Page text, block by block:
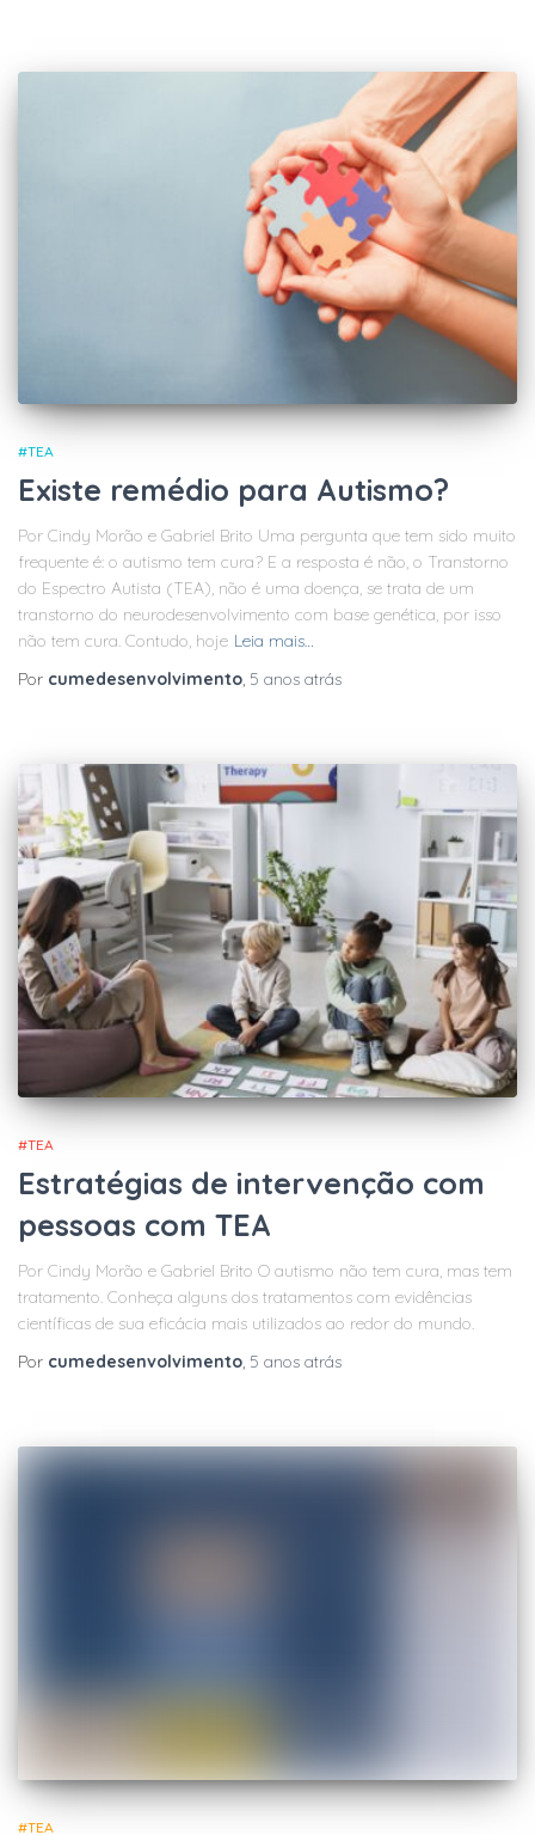
#TEA
Existe remédio para Autismo?
Por Cindy Morão e Gabriel Brito Uma pergunta que tem sido muito
frequente é: o autismo tem cura? E a resposta é não, o Transtorno
do Espectro Autista (TEA), não é uma doença, se trata de um
transtorno do neurodesenvolvimento com base genética, por isso
não tem cura. Contudo, hoje Leia mais…
Por cumedesenvolvimento, 5 anos atrás
#TEA
Estratégias de intervenção com
pessoas com TEA
Por Cindy Morão e Gabriel Brito O autismo não tem cura, mas tem
tratamento. Conheça alguns dos tratamentos com evidências
científicas de sua eficácia mais utilizados ao redor do mundo.
Por cumedesenvolvimento, 5 anos atrás
#TEA